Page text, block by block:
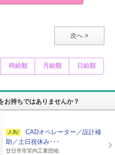
次へ >
時給順 月給順 日給順
お持ちではありませんか？
CADオペレーター／設計補
助／土日祝休み･･･
廿日市市宮内工業団地